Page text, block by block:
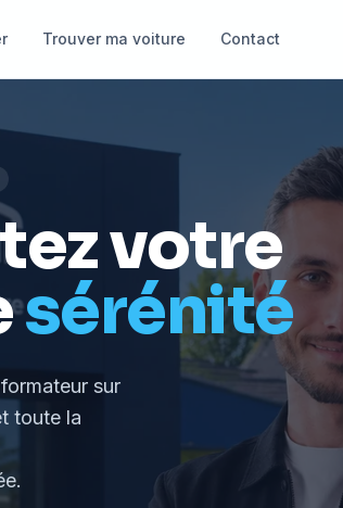
Trouver ma voiture Contact
votre
sérénité
sur
toute la